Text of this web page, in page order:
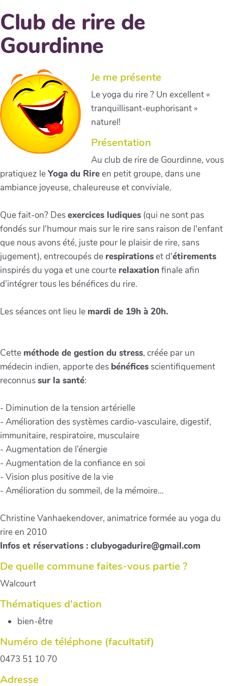
Club de rire de
Gourdinne
Je me présente
Le yoga du rire ? Un excellent «
tranquillisant-euphorisant »
naturel!
Présentation
Au club de rire de Gourdinne, vous
pratiquez leYoga du Rireen petit groupe, dans une
ambiance joyeuse, chaleureuse et conviviale.
Que fait-on? Desexercices ludiques (qui ne sont pas
fondés sur l'humour mais sur le rire sans raison de l'enfant
que nous avons été, juste pour le plaisir de rire, sans
jugement), entrecoupés de respirationset d'étirements
inspirés du yoga et une courte relaxationfinale afin
d’intégrer tous les bénéfices du rire.
Les séances ont lieu le mardi de 19h à 20h.
Cette méthode de gestion du stress, créée par un
médecin indien, apporte des bénéficesscientifiquement
reconnussur la santé:
- Diminution de la tension artérielle
- Amélioration des systèmes cardio-vasculaire, digestif,
immunitaire, respiratoire, musculaire
- Augmentation de l’énergie
- Augmentation de la confiance en soi
- Vision plus positive de la vie
- Amélioration du sommeil, de la mémoire…
Christine Vanhaekendover, animatrice formée au yoga du
rire en 2010
Infos et réservations : clubyogadurire@gmail.com
De quelle commune faites-vous partie ?
Walcourt
Thématiques d'action
bien-être
Numéro de téléphone (facultatif)
0473 51 10 70
Adresse